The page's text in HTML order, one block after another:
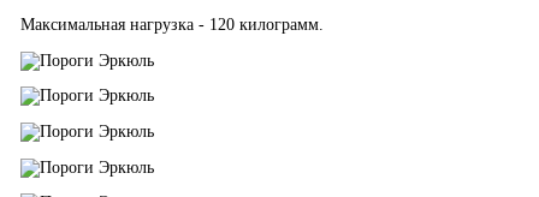
Максимальная нагрузка - 120 килограмм.